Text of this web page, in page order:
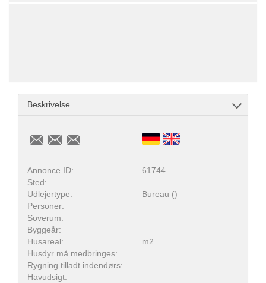
Beskrivelse
Annonce ID:
61744
Sted:
Udlejertype:
Bureau ()
Personer:
Soverum:
Byggeår:
Husareal:
m2
Husdyr må medbringes:
Rygning tilladt indendørs:
Havudsigt: